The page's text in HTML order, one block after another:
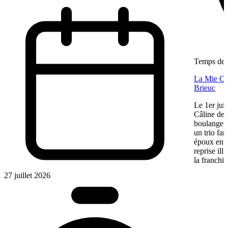
27 juillet 2026
Temps de
La Mie
Brieuc
Le 1er
Câline de
un trio
époux
reprise
la